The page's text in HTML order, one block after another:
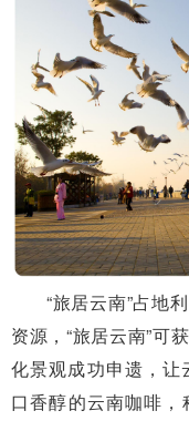
“旅居云南”占地
资源，“旅居云南”可
化景观成功申遗，让
口香醇的云南咖啡